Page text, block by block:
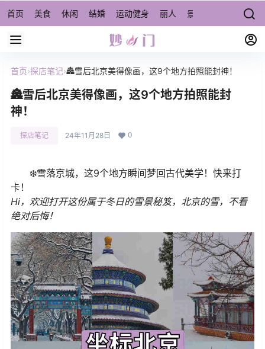
首页 美食 休闲 结婚 运动健身 丽人 景点/周边游 宠物
首页›探店笔记›🏯雪后北京美得像画，这9个地方拍照能封神！
🏯雪后北京美得像画，这9个地方拍照能封
神！
探店笔记 24年11月28日 0
❄️雪落京城，这9个地方瞬间梦回古代美学！快来打
卡！
Hi，欢迎打开这份属于冬日的雪景秘笈，北京的雪，不看
绝对后悔！